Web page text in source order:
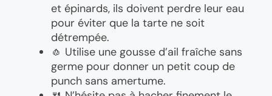
et épinards, ils doivent perdre leur eau
pour éviter que la tarte ne soit
détrempée.
🧄 Utilise une gousse d’ail fraîche sans
germe pour donner un petit coup de
punch sans amertume.